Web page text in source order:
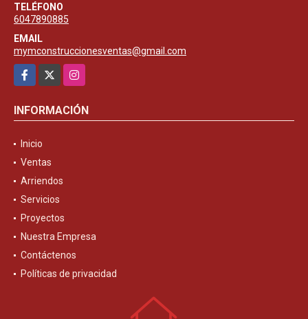
TELÉFONO
6047890885
EMAIL
mymconstruccionesventas@gmail.com
Facebook
Instagram
INFORMACIÓN
Inicio
Ventas
Arriendos
Servicios
Proyectos
Nuestra Empresa
Contáctenos
Políticas de privacidad